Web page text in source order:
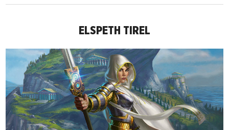
ELSPETH TIREL